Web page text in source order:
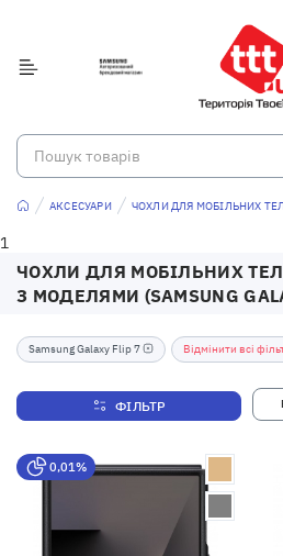
АКСЕСУАРИ ЧОХЛИ ДЛЯ МОБІЛЬНИХ
1
ЧОХЛИ ДЛЯ МОБІЛЬНИХ
З МОДЕЛЯМИ (SAMSUNG
0,01%
Samsung Galaxy Flip 7 Відмінити всі
ФІЛЬТР